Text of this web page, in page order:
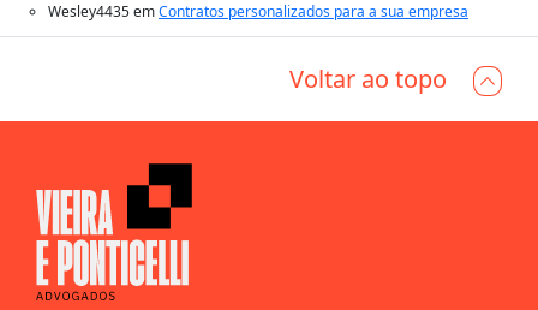
Wesley4435emContratos personalizados para a sua empresa
Voltar ao topo